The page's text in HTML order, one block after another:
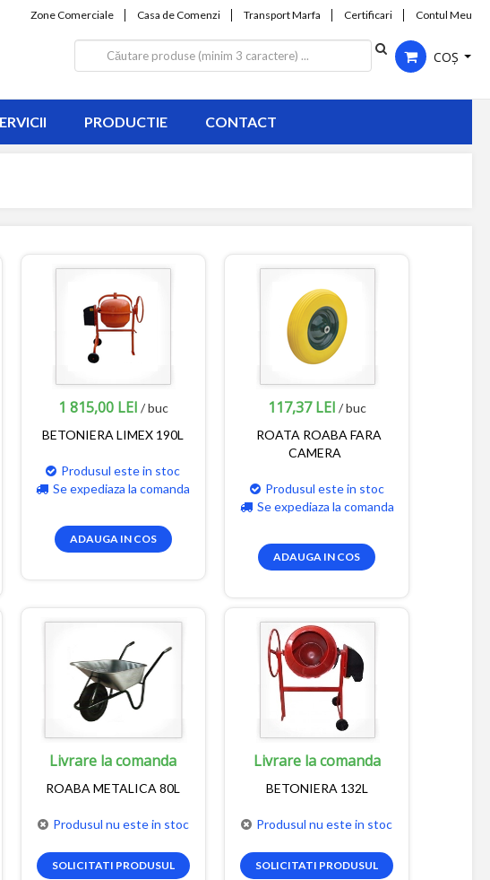
Zone Comerciale Casa de Comenzi Transport Marfa Certificari Contul Meu
COȘ
PRODUCTIE CONTACT
1 815,00 LEI / buc
BETONIERA LIMEX 190L
Produsul este in stoc
Se expediaza la comanda
ADAUGA IN COS
117,37 LEI / buc
ROATA ROABA FARA
CAMERA
Produsul este in stoc
Se expediaza la comanda
ADAUGA IN COS
Livrare la comanda
ROABA METALICA 80L
Produsul nu este in stoc
SOLICITATI PRODUSUL
Livrare la comanda
BETONIERA 132L
Produsul nu este in stoc
SOLICITATI PRODUSUL